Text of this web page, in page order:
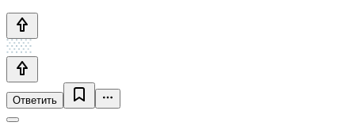
Ответить